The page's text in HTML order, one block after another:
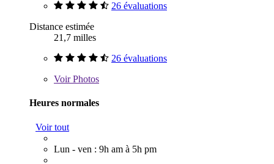
26 évaluations
Distance estimée
21,7 milles
26 évaluations
VoirPhotos
Heures normales
Voir tout
Lun - ven : 9h am à 5h pm